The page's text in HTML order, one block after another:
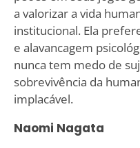
a valorizar a vida
institucional. Ela
e alavancagem
nunca tem medo de
sobrevivência da
implacável.
Naomi Nagata